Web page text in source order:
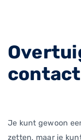
Je kunt gewoon
zetten, maar je